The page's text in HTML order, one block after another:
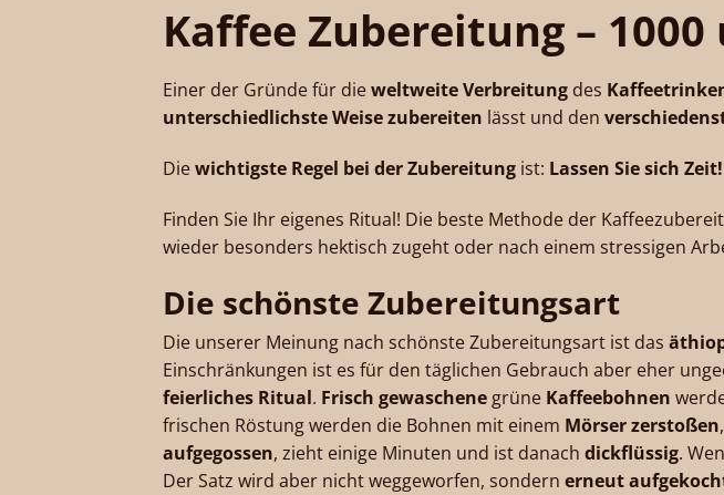
Kaffee Zubereitung –
Einer der Gründe für dieweltweite Verbreitung des
unterschiedlichste Weise zubereiten lässt und den
Diewichtigste Regel bei der Zubereitung ist: Lassen Sie sich Zeit!
Finden Sie Ihr eigenes Ritual! Die beste Methode der
wieder besonders hektisch zugeht oder nach einem stressigen
Die schönste Zubereitungsart
Die unserer Meinung nach schönste Zubereitungsart ist das
Einschränkungen ist es für den täglichen Gebrauch aber eher
feierliches Ritual. Frisch gewaschene grüne Kaffeebohnen
frischen Röstung werden die Bohnen mit einem Mörser zerstoßen
aufgegossen, zieht einige Minuten und ist danach dickflüssig.
Der Satz wird aber nicht weggeworfen, sondern erneut